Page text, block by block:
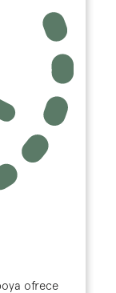
ofrece